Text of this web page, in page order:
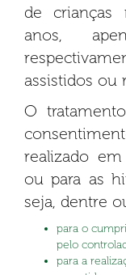
de crianças
anos,
assistidos ou
O
realizado
ou para as
seja, dentre
para o
pelo
para a